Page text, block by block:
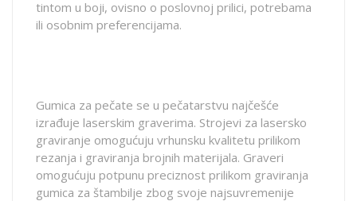
tintom u boji, ovisno o poslovnoj prilici, potrebama
ili osobnim preferencijama.
Gumica za pečate se u pečatarstvu najčešće
izrađuje laserskim graverima. Strojevi za lasersko
graviranje omogućuju vrhunsku kvalitetu prilikom
rezanja i graviranja brojnih materijala. Graveri
omogućuju potpunu preciznost prilikom graviranja
gumica za štambilje zbog svoje najsuvremenije